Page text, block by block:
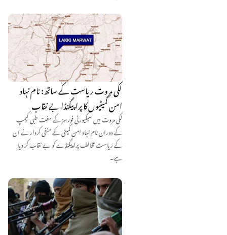
لکی مروت ریاست کے ساتھ: نام نہاد
امن کمیٹیوں کا پراپیگنڈا بے نقاب
لکی مروت میں سیکیورٹی فورسز کے مفت طبی کیمپ
کے دوران نام نہاد امن کمیٹی کے منفی کردار نے ان
کے ریاست مخالف پراپیگنڈے کو بے نقاب کر دیا
ہے۔